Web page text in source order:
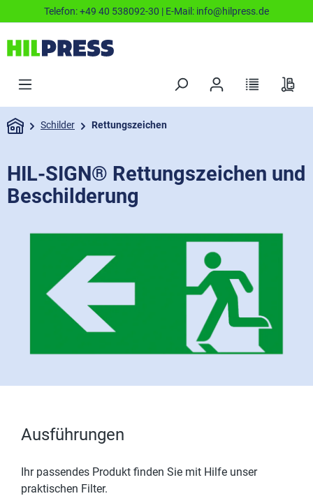
Telefon:+49 40 538092-30 | E-Mail: info@hilpress.de
Schilder Rettungszeichen
HIL-SIGN® Rettungszeichen und
Beschilderung
Ausführungen
Ihr passendes Produkt finden Sie mit Hilfe unser
praktischen Filter.